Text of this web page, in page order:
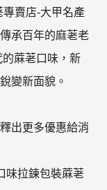
賣店-大甲名產
承百年的麻荖老
蔴荖口味，新
變新面貌。
出更多優惠給消
味拉鍊包裝蔴荖